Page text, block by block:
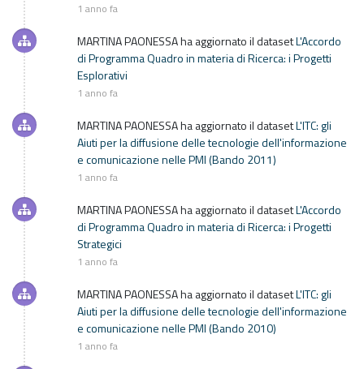
1 anno fa
MARTINA PAONESSAha aggiornato il datasetL'Accordo
di Programma Quadro in materia di Ricerca: i Progetti
Esplorativi
1 anno fa
MARTINA PAONESSAha aggiornato il datasetL'ITC: gli
Aiuti per la diffusione delle tecnologie dell'informazione
e comunicazione nelle PMI (Bando 2011)
1 anno fa
MARTINA PAONESSAha aggiornato il datasetL'Accordo
di Programma Quadro in materia di Ricerca: i Progetti
Strategici
1 anno fa
MARTINA PAONESSAha aggiornato il datasetL'ITC: gli
Aiuti per la diffusione delle tecnologie dell'informazione
e comunicazione nelle PMI (Bando 2010)
1 anno fa